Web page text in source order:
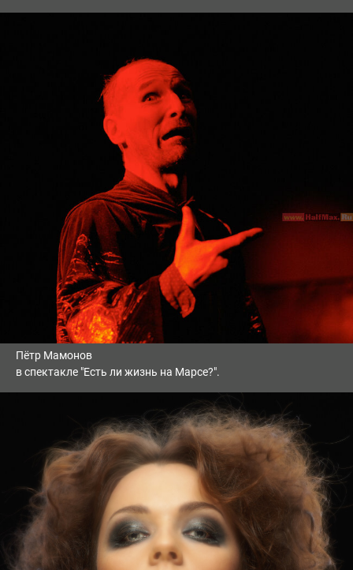
Пётр Мамонов
в спектакле "Есть ли жизнь на Марсе?".